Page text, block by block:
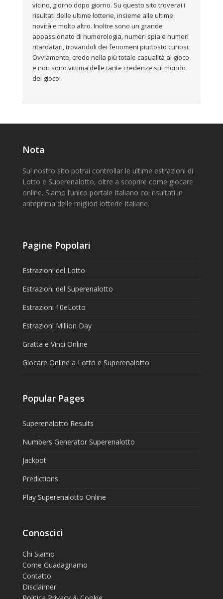
vicino, giorno dopo giorno. Su questo sito troverai i
risultati delle ultime lotterie, insieme alle ultime
novità e molto altro. Inoltre sono un grande
appassionato di numerologia, numeri spia e numeri
ritardatari, trovandoli dei fenomeni piuttosto curiosi.
Ovviamente, credo nella più totale casualità al gioco
e non sono vittima delle tante credenze sul mondo
del gioco.
Nota
Sul nostro sito potrai controllar le ultime estrazioni di
Lotto e Superenalotto, oltre a scoprire come giocare
online. Siamo l’unico portale Italiano coi risultati in
anteprima delle migliori lotterie Italiane.
Pagine Popolari
Estrazioni del Lotto
Estrazioni del Superenalotto
Estrazioni 10eLotto
Estrazioni Million Day
Gratta e Vinci Online
Giocare Online a Lotto e Superenalotto
Popular Pages
Superenalotto Results
Numbers Generator Superenalotto
Jackpot
Predictions
Play Superenalotto Online
Conoscici
Chi Siamo
Come Guadagnamo
Contatto
Disclaimer